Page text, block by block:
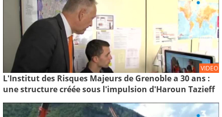
VIDEO
L'Institut des Risques Majeurs de Grenoble a 30 ans :
une structure créée sous l'impulsion d'Haroun Tazieff